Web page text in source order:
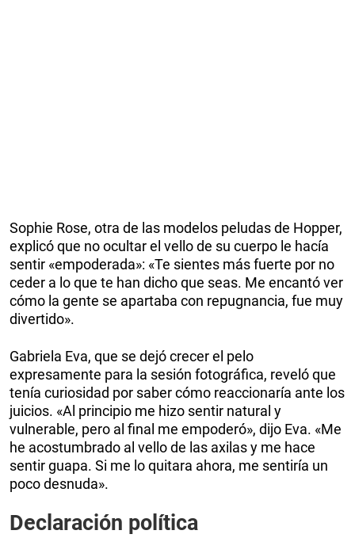
Sophie Rose, otra de las modelos peludas de Hopper,
explicó que no ocultar el vello de su cuerpo le hacía
sentir «empoderada»: «Te sientes más fuerte por no
ceder a lo que te han dicho que seas. Me encantó ver
cómo la gente se apartaba con repugnancia, fue muy
divertido».
Gabriela Eva, que se dejó crecer el pelo
expresamente para la sesión fotográfica, reveló que
tenía curiosidad por saber cómo reaccionaría ante los
juicios. «Al principio me hizo sentir natural y
vulnerable, pero al final me empoderó», dijo Eva. «Me
he acostumbrado al vello de las axilas y me hace
sentir guapa. Si me lo quitara ahora, me sentiría un
poco desnuda».
Declaración política